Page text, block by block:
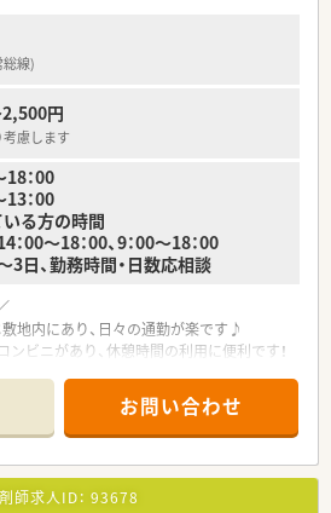
上あり、基本的に日曜・祝日がお休みで、年
得可能です。
た社宅制度や社員割引購入制度など、従業員
な時間を確保できます。
日数は10.4日と高く、リフレッシュ休暇を
休暇も可能です。
整っているため、人員が少ない店舗へ配属
して働くことができます。
線)
円
慮します
：00
：00
る方の時間
：00～18：00、9：00～18：00
3日、勤務時間・日数応相談
敷地内にあり、日々の通勤が楽です♪
ンビニがあり、休憩時間の利用に便利です！
品目と非常に多く、勉強になる環境です！
薬台は3台あり、ひとりひとりの患者様と
ます
、しっかりとリラックスできます！
お問い合わせ
師求人ID： 93678